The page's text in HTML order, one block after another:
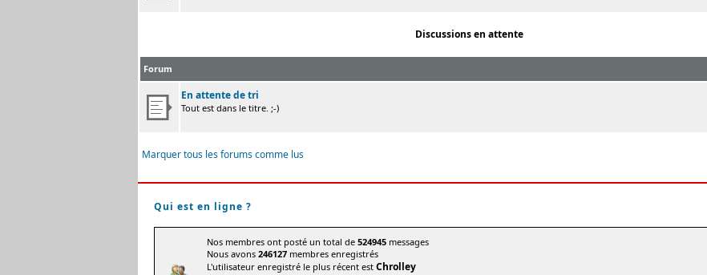
Discussions en attente
Forum
En attente de tri
Tout est dans le titre. ;-)
Marquer tous les forums comme lus
Qui est en ligne ?
Nos membres ont posté un total de 524945 messages
Nous avons 246127 membres enregistrés
L'utilisateur enregistré le plus récent est Chrolley